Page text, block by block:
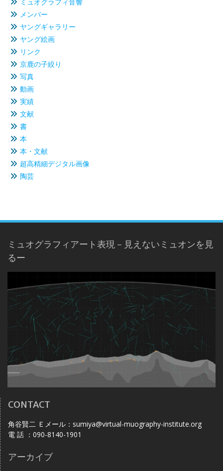
メンバー
ヤングギャラリー
ヤング絵画
リンク
京鹿の子絞り
写真
動画
実績
文献
書
本
本・文献
超高精細デジタル画像
陶芸
ミュオグラフィアート表現－見えないミュオンを見
るー
CONTACT
角谷賢二 Ｅメール：sumiya@virtual-muography-institute.org
電 話 ：090-8140-1901
アーカイブ